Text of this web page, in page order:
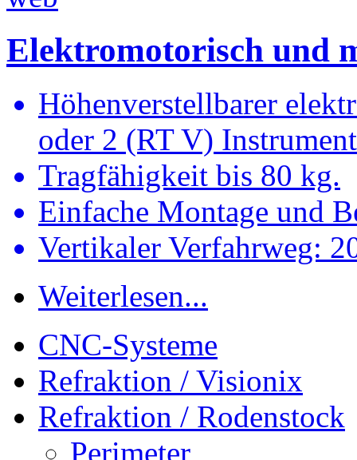
Elektromotorisch und
Höhenverstellbarer
oder 2 (RT V)
Tragfähigkeit bis 80 kg.
Einfache Montage und
Vertikaler Verfahrweg:
Weiterlesen...
CNC-Systeme
Refraktion / Visionix
Refraktion / Rodenstock
Perimeter